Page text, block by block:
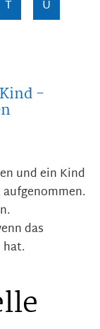
T
U
-
und ein Kind
das